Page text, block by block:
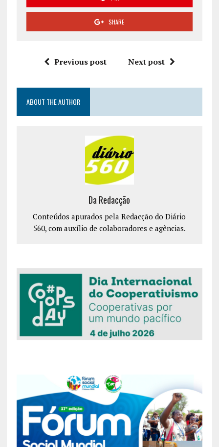
SHARE
Previous post Next post
ABOUT THE AUTHOR
Da Redacção
Conteúdos apurados pela Redacção do Diário
560, com auxílio de colaboradores e agências.